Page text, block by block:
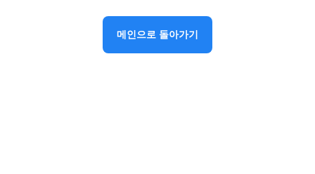
메인으로 돌아가기